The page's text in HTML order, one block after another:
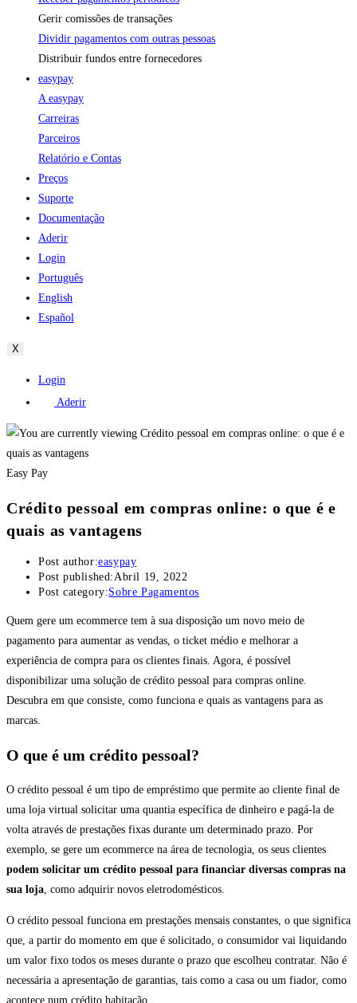
Gerir comissões de transações
Dividir pagamentos com outras pessoas
Distribuir fundos entre fornecedores
easypay
A easypay
Carreiras
Parceiros
Relatório e Contas
Preços
Suporte
Documentação
Aderir
Login
Português
English
Español
X
Login
Aderir
Easy Pay
Crédito pessoal em compras online: o que é e
quais as vantagens
Post author:easypay
Post published:Abril 19, 2022
Post category:Sobre Pagamentos
Quem gere um ecommerce tem à sua disposição um novo meio de
pagamento para aumentar as vendas, o ticket médio e melhorar a
experiência de compra para os clientes finais. Agora, é possível
disponibilizar uma solução de crédito pessoal para compras online.
Descubra em que consiste, como funciona e quais as vantagens para as
marcas.
O que é um crédito pessoal?
O crédito pessoal é um tipo de empréstimo que permite ao cliente final de
uma loja virtual solicitar uma quantia específica de dinheiro e pagá-la de
volta através de prestações fixas durante um determinado prazo. Por
exemplo, se gere um ecommerce na área de tecnologia, os seus clientes
podem solicitar um crédito pessoal para financiar diversas compras na
sua loja , como adquirir novos eletrodomésticos.
O crédito pessoal funciona em prestações mensais constantes, o que significa
que, a partir do momento em que é solicitado, o consumidor vai liquidando
um valor fixo todos os meses durante o prazo que escolheu contratar. Não é
necessária a apresentação de garantias, tais como a casa ou um fiador, como
acontece num crédito habitação.